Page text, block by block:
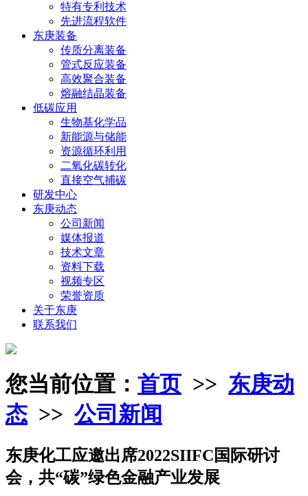
特有专利技术
先进流程软件
东庚装备
传质分离装备
管式反应装备
高效聚合装备
熔融结晶装备
低碳应用
生物基化学品
新能源与储能
资源循环利用
二氧化碳转化
直接空气捕碳
研发中心
东庚动态
公司新闻
媒体报道
技术文章
资料下载
视频专区
荣誉资质
关于东庚
联系我们
您当前位置： 首页 >> 东庚动
态 >> 公司新闻
东庚化工应邀出席2022SIIFC国际研讨
会，共“碳”绿色金融产业发展